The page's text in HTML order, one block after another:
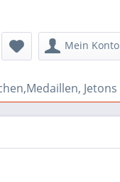
Mein Konto
Jetons